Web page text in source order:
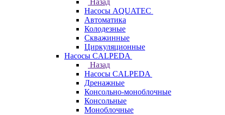
Назад
Насосы AQUATEC
Автоматика
Колодезные
Скважинные
Циркуляционные
Насосы CALPEDA
Назад
Насосы CALPEDA
Дренажные
Консольно-моноблочные
Консольные
Моноблочные